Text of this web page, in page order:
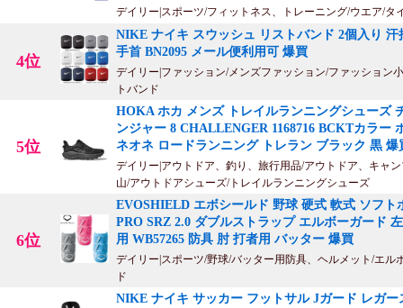
デイリー|スポーツ/フィットネス、トレーニング/ウエア/タ
4位
NIKE ナイキ スウッシュ リストバンド 2個入り 汗
手首 BN2095 メール便利用可 爆買
デイリー|ファッション/メンズファッション/ファッション
トバンド
5位
HOKA ホカ メンズ トレイルランニングシューズ
ンジャー 8 CHALLENGER 1168716 BCKTカラー
ネオネ ロードランニング トレラン ブラック 黒 爆
デイリー|アウトドア、釣り、旅行用品/アウトドア、キャ
山/アウトドアシューズ/トレイルランニングシューズ
6位
EVOSHIELD エボシールド 野球 硬式 軟式 ソフト
PRO SRZ 2.0 ダブルストラップ エルボーガード
用 WB57265 防具 肘 打者用 バッター 爆買
デイリー|スポーツ/野球/バッター用防具、ヘルメット/エル
ド
NIKE ナイキ サッカー フットサル Jガード レガー